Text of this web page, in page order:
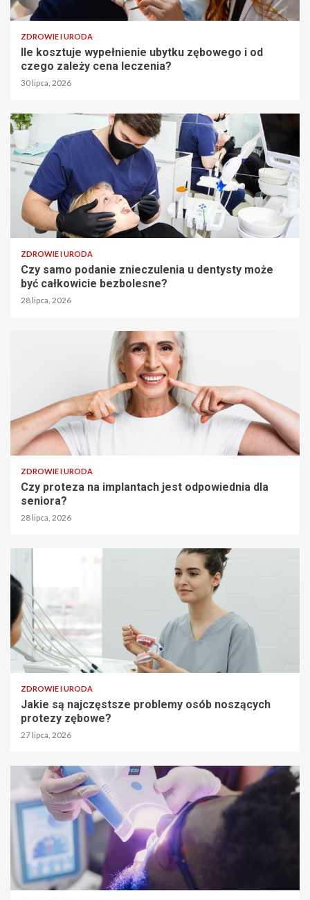
ZDROWIE I URODA
Ile kosztuje wypełnienie ubytku zębowego i od
czego zależy cena leczenia?
30 lipca, 2026
ZDROWIE I URODA
Czy samo podanie znieczulenia u dentysty może
być całkowicie bezbolesne?
28 lipca, 2026
ZDROWIE I URODA
Czy proteza na implantach jest odpowiednia dla
seniora?
28 lipca, 2026
ZDROWIE I URODA
Jakie są najczęstsze problemy osób noszących
protezy zębowe?
27 lipca, 2026